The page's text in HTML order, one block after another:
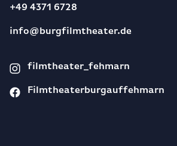
+49 4371 6728
info@burgfilmtheater.de
filmtheater_fehmarn
Filmtheaterburgauffehmarn